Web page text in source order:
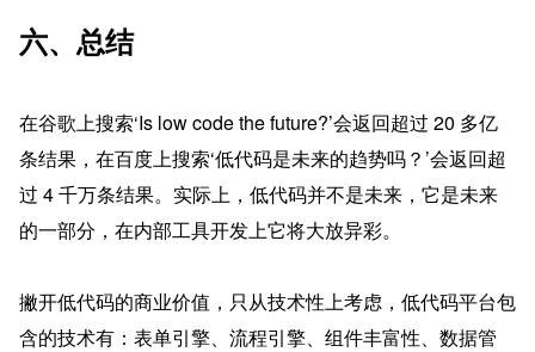
六、总结
在谷歌上搜索‘Is low code the future?’会返回超过 20 多亿
条结果，在百度上搜索‘低代码是未来的趋势吗？’会返回超
过 4 千万条结果。实际上，低代码并不是未来，它是未来
的一部分，在内部工具开发上它将大放异彩。
撇开低代码的商业价值，只从技术性上考虑，低代码平台包
含的技术有：表单引擎、流程引擎、组件丰富性、数据管